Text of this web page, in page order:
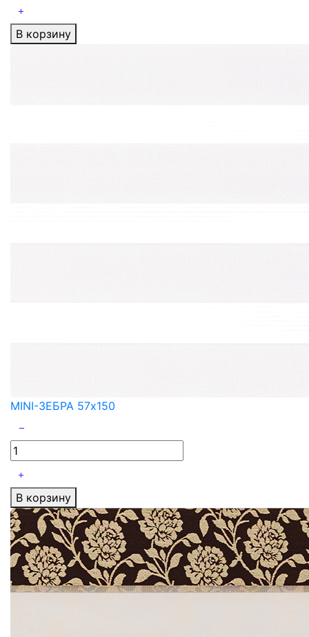
В корзину
MINI-ЗЕБРА 57x150
В корзину